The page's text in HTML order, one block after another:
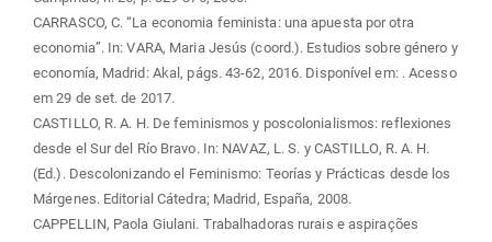
CARRASCO, C. “La economia feminista: una apuesta por otra
economia”. In: VARA, Maria Jesús (coord.). Estudios sobre género y
economía, Madrid: Akal, págs. 43-62, 2016. Disponível em: . Acesso
em 29 de set. de 2017.
CASTILLO, R. A. H. De feminismos y poscolonialismos: reflexiones
desde el Sur del Río Bravo. In: NAVAZ, L. S. y CASTILLO, R. A. H.
(Ed.). Descolonizando el Feminismo: Teorías y Prácticas desde los
Márgenes. Editorial Cátedra; Madrid, España, 2008.
CAPPELLIN, Paola Giulani. Trabalhadoras rurais e aspirações